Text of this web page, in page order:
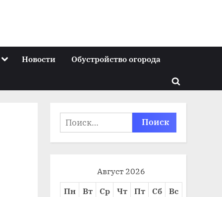
ToggleНовости Обустройство огорода
Toggle
form
Найти:
Август 2026
Пн
Вт Ср Чт Пт Сб
Вс